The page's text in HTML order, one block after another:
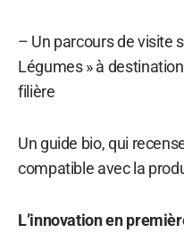
– Un parcours de visite
Légumes » à
filière
Un guide bio, qui
compatible avec la
L’innovation en